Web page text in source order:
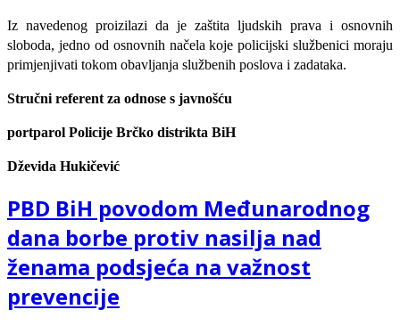
Iz navedenog proizilazi da je zaštita ljudskih prava i osnovnih
sloboda, jedno od osnovnih načela koje policijski službenici moraju
primjenjivati tokom obavljanja službenih poslova i zadataka.
Stručni referent za odnose s javnošću
portparol Policije Brčko distrikta BiH
Dževida Hukičević
PBD BiH povodom Međunarodnog
dana borbe protiv nasilja nad
ženama podsjeća na važnost
prevencije